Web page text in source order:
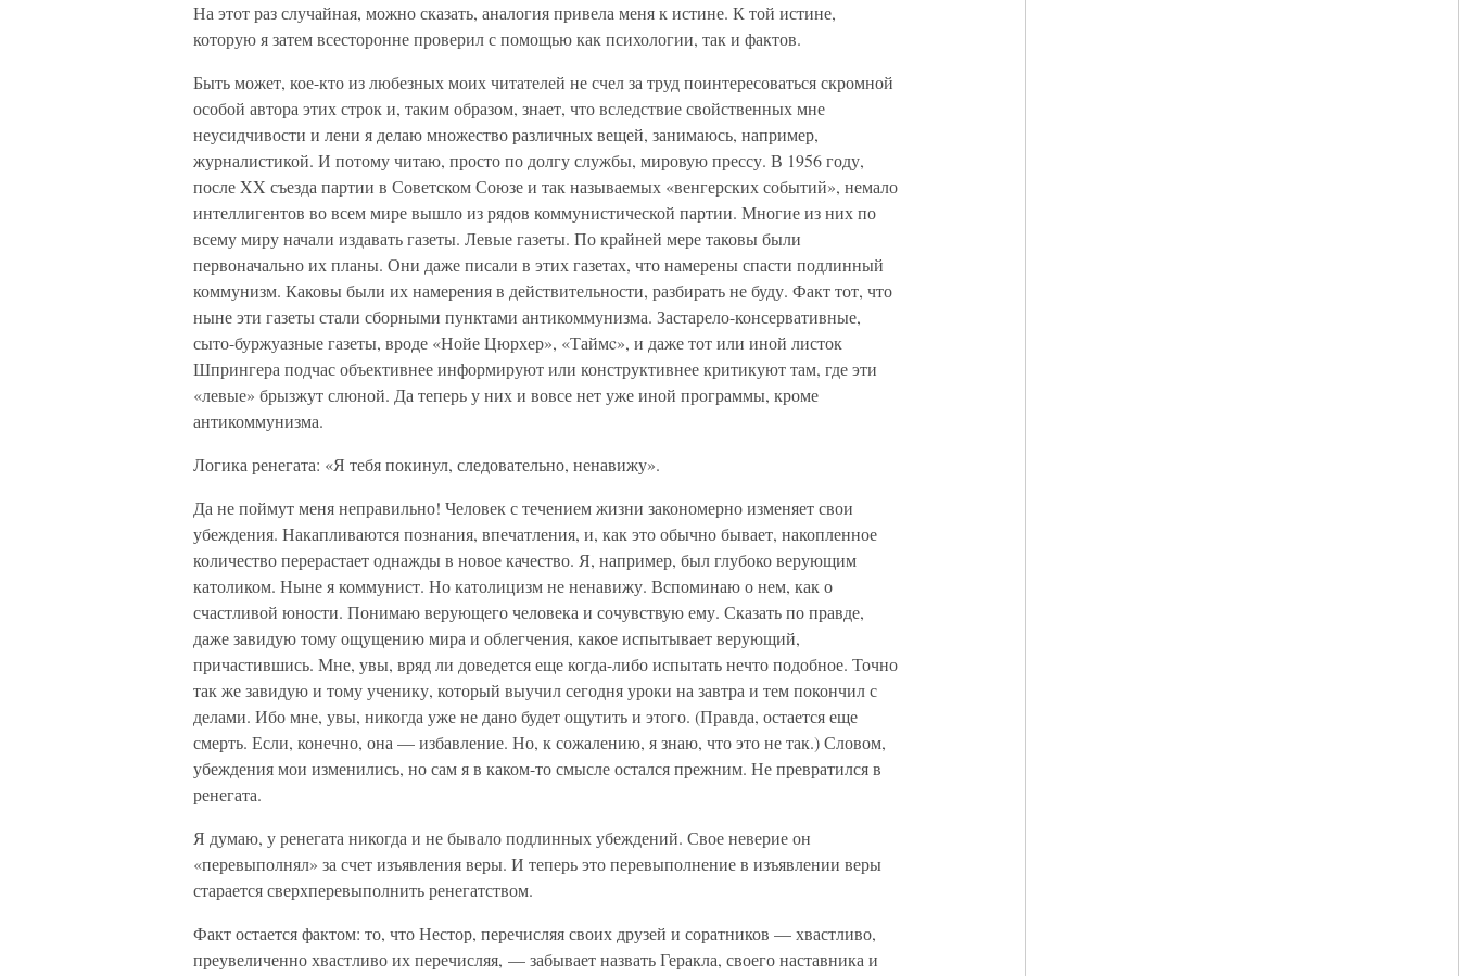
На этот раз случайная, можно сказать, аналогия привела меня к истине. К той истине,
которую я затем всесторонне проверил с помощью как психологии, так и фактов.
Быть может, кое-кто из любезных моих читателей не счел за труд поинтересоваться скромной
особой автора этих строк и, таким образом, знает, что вследствие свойственных мне
неусидчивости и лени я делаю множество различных вещей, занимаюсь, например,
журналистикой. И потому читаю, просто по долгу службы, мировую прессу. В 1956 году,
после XX съезда партии в Советском Союзе и так называемых «венгерских событий», немало
интеллигентов во всем мире вышло из рядов коммунистической партии. Многие из них по
всему миру начали издавать газеты. Левые газеты. По крайней мере таковы были
первоначально их планы. Они даже писали в этих газетах, что намерены спасти подлинный
коммунизм. Каковы были их намерения в действительности, разбирать не буду. Факт тот, что
ныне эти газеты стали сборными пунктами антикоммунизма. Застарело-консервативные,
сыто-буржуазные газеты, вроде «Нойе Цюрхер», «Таймc», и даже тот или иной листок
Шпрингера подчас объективнее информируют или конструктивнее критикуют там, где эти
«левые» брызжут слюной. Да теперь у них и вовсе нет уже иной программы, кроме
антикоммунизма.
Логика ренегата: «Я тебя покинул, следовательно, ненавижу».
Да не поймут меня неправильно! Человек с течением жизни закономерно изменяет свои
убеждения. Накапливаются познания, впечатления, и, как это обычно бывает, накопленное
количество перерастает однажды в новое качество. Я, например, был глубоко верующим
католиком. Ныне я коммунист. Но католицизм не ненавижу. Вспоминаю о нем, как о
счастливой юности. Понимаю верующего человека и сочувствую ему. Сказать по правде,
даже завидую тому ощущению мира и облегчения, какое испытывает верующий,
причастившись. Мне, увы, вряд ли доведется еще когда-либо испытать нечто подобное. Точно
так же завидую и тому ученику, который выучил сегодня уроки на завтра и тем покончил с
делами. Ибо мне, увы, никогда уже не дано будет ощутить и этого. (Правда, остается еще
смерть. Если, конечно, она — избавление. Но, к сожалению, я знаю, что это не так.) Словом,
убеждения мои изменились, но сам я в каком-то смысле остался прежним. Не превратился в
ренегата.
Я думаю, у ренегата никогда и не бывало подлинных убеждений. Свое неверие он
«перевыполнял» за счет изъявления веры. И теперь это перевыполнение в изъявлении веры
старается сверхперевыполнить ренегатством.
Факт остается фактом: то, что Нестор, перечисляя своих друзей и соратников — хвастливо,
преувеличенно хвастливо их перечисляя, — забывает назвать Геракла, своего наставника и